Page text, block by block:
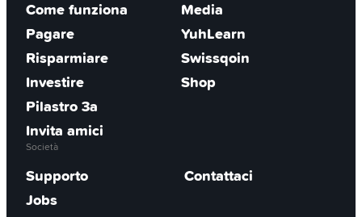
Come funziona
Pagare
Risparmiare
Investire
Pilastro 3a
Invita amici
Media
YuhLearn
Swissqoin
Shop
Società
Supporto
Contattaci
Jobs